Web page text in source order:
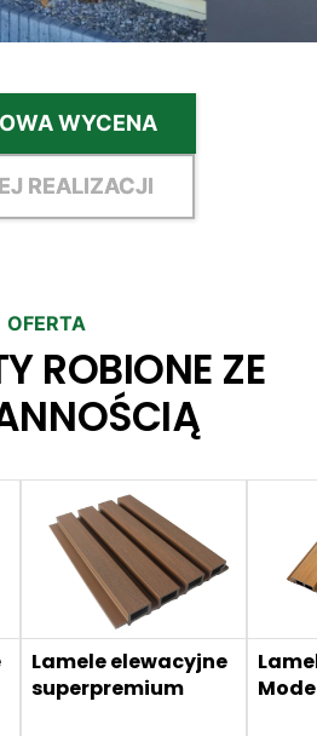
WYCENA
REALIZACJI
OFERTA
ROBIONE ZE
Lamele elewacyjne
superpremium